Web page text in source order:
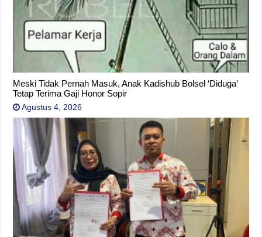
Meski Tidak Pernah Masuk, Anak Kadishub Bolsel ‘Diduga’
Tetap Terima Gaji Honor Sopir
Agustus 4, 2026